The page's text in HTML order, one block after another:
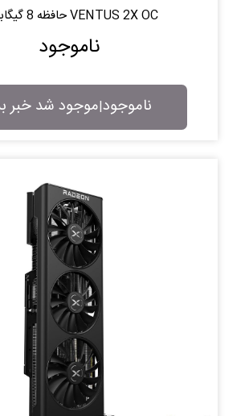
VENTUS 2X OC حافظه 8 گیگابایت
ناموجود
ناموجود|موجود شد خبر